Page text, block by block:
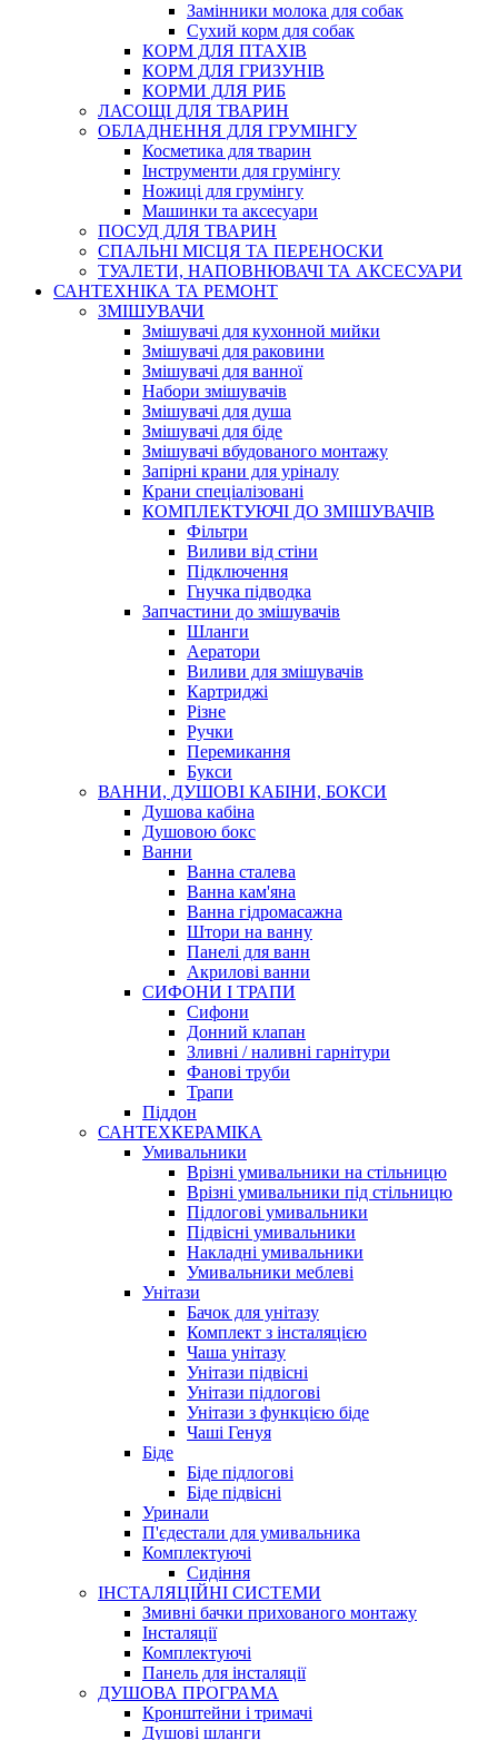
Замінники молока для собак
Сухий корм для собак
КОРМ ДЛЯ ПТАХІВ
КОРМ ДЛЯ ГРИЗУНІВ
КОРМИ ДЛЯ РИБ
ЛАСОЩІ ДЛЯ ТВАРИН
ОБЛАДНЕННЯ ДЛЯ ГРУМІНГУ
Косметика для тварин
Інструменти для грумінгу
Ножиці для грумінгу
Машинки та аксесуари
ПОСУД ДЛЯ ТВАРИН
СПАЛЬНІ МІСЦЯ ТА ПЕРЕНОСКИ
ТУАЛЕТИ, НАПОВНЮВАЧІ ТА АКСЕСУАРИ
САНТЕХНІКА ТА РЕМОНТ
ЗМІШУВАЧИ
Змішувачі для кухонной мийки
Змішувачі для раковини
Змішувачі для ванної
Набори змішувачів
Змішувачі для душа
Змішувачі для біде
Змішувачі вбудованого монтажу
Запірні крани для уріналу
Крани спеціалізовані
КОМПЛЕКТУЮЧІ ДО ЗМІШУВАЧІВ
Фільтри
Виливи від стіни
Підключення
Гнучка підводка
Запчастини до змішувачів
Шланги
Аератори
Виливи для змішувачів
Картриджі
Різне
Ручки
Перемикання
Букси
ВАННИ, ДУШОВІ КАБІНИ, БОКСИ
Душова кабіна
Душовою бокс
Ванни
Ванна сталева
Ванна кам'яна
Ванна гідромасажна
Штори на ванну
Панелі для ванн
Акрилові ванни
СИФОНИ І ТРАПИ
Сифони
Донний клапан
Зливні / наливні гарнітури
Фанові труби
Трапи
Піддон
САНТЕХКЕРАМІКА
Умивальники
Врізні умивальники на стільницю
Врізні умивальники під стільницю
Підлогові умивальники
Підвісні умивальники
Накладні умивальники
Умивальники меблеві
Унітази
Бачок для унітазу
Комплект з інсталяцією
Чаша унітазу
Унітази підвісні
Унітази підлогові
Унітази з функцією біде
Чаші Генуя
Біде
Біде підлогові
Біде підвісні
Уринали
П'єдестали для умивальника
Комплектуючі
Сидіння
ІНСТАЛЯЦІЙНІ СИСТЕМИ
Змивні бачки прихованого монтажу
Інсталяції
Комплектуючі
Панель для інсталяції
ДУШОВА ПРОГРАМА
Кронштейни і тримачі
Душові шланги